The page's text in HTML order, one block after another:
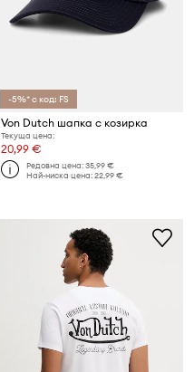
-5%* с код: FS
Von Dutch шапка с козирка
Текуща цена:
20,99 €
Редовна цена:35,99 €
Най-ниска цена:22,99 €